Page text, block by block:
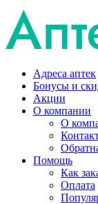
Адреса аптек
Бонусы и
Акции
О компании
О
Помощь
Как
Оплата